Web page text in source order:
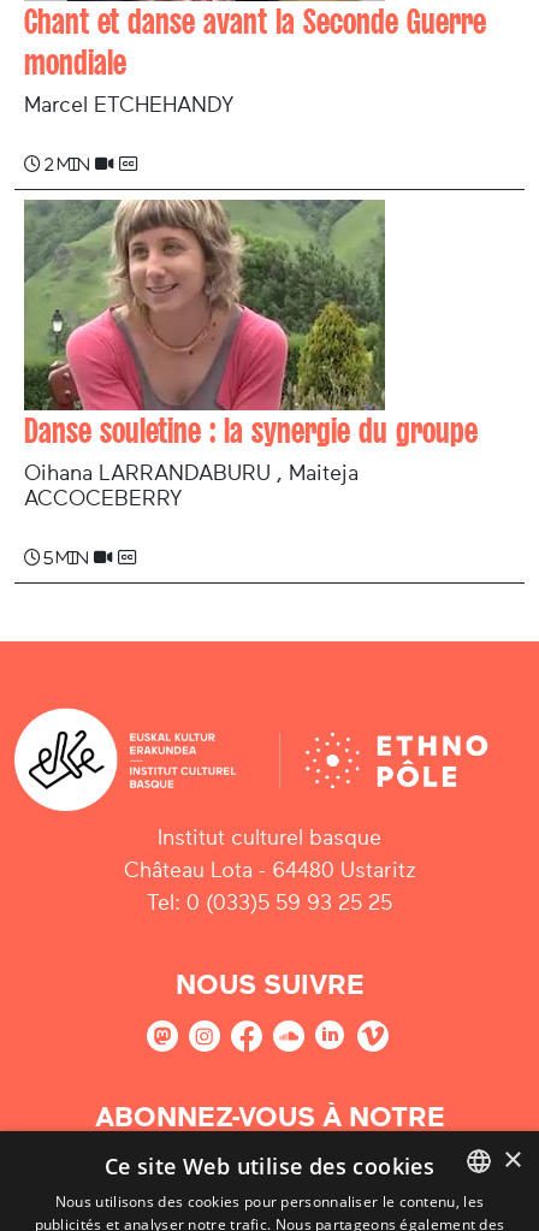
Chant et danse avant la Seconde Guerre
mondiale
Marcel ETCHEHANDY
2 min
Danse souletine : la synergie du groupe
Oihana LARRANDABURU , Maiteja
ACCOCEBERRY
5 min
Institut culturel basque
Château Lota - 64480 Ustaritz
Tel: 0 (033)5 59 93 25 25
NOUS SUIVRE
ABONNEZ-VOUS À NOTRE
NEWSLETTER
S'abonner
BASQUE
×
Ce site Web utilise des cookies
Nous utilisons des cookies pour personnaliser le contenu, les
publicités et analyser notre trafic. Nous partageons également des